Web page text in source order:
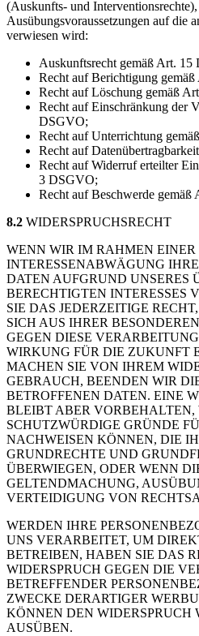
(Auskunfts- und
Ausübungsvoraussetzungen auf die
verwiesen wird:
Auskunftsrecht gemäß Art. 15
Recht auf Berichtigung
Recht auf Löschung gemäß
Recht auf Einschränkung der
DSGVO;
Recht auf Unterrichtung
Recht auf
Recht auf Widerruf erteilter
3 DSGVO;
Recht auf Beschwerde
8.2 WIDERSPRUCHSRECHT
WENN WIR IM RAHMEN EINER
INTERESSENABWÄGUNG
DATEN AUFGRUND UNSERES
BERECHTIGTEN INTERESSES
SIE DAS JEDERZEITIGE
SICH AUS IHRER
GEGEN DIESE
WIRKUNG FÜR DIE ZUKUNFT
MACHEN SIE VON IHREM
GEBRAUCH, BEENDEN WIR
BETROFFENEN DATEN. EINE
BLEIBT ABER
SCHUTZWÜRDIGE GRÜNDE
NACHWEISEN KÖNNEN, DIE
GRUNDRECHTE UND
ÜBERWIEGEN, ODER WENN
GELTENDMACHUNG,
VERTEIDIGUNG VON
WERDEN IHRE
UNS VERARBEITET, UM
BETREIBEN, HABEN SIE DAS
WIDERSPRUCH GEGEN DIE
BETREFFENDER
ZWECKE DERARTIGER
KÖNNEN DEN WIDERSPRUCH
AUSÜBEN.